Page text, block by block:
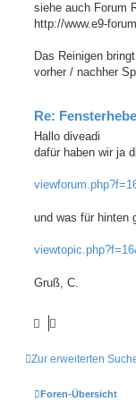
siehe auch Forum
http://www.e9-
Das Reinigen
vorher / nachher
Re:
Hallo diveadi
dafür haben wir ja
und was für hinten
Gruß, C.
Zur erweiterten
Foren-Übersicht